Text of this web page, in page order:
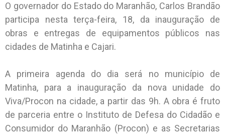
O governador do Estado do Maranhão, Carlos Brandão
participa nesta terça-feira, 18, da inauguração de
obras e entregas de equipamentos públicos nas
cidades de Matinha e Cajari.
A primeira agenda do dia será no município de
Matinha, para a inauguração da nova unidade do
Viva/Procon na cidade, a partir das 9h. A obra é fruto
de parceria entre o Instituto de Defesa do Cidadão e
Consumidor do Maranhão (Procon) e as Secretarias